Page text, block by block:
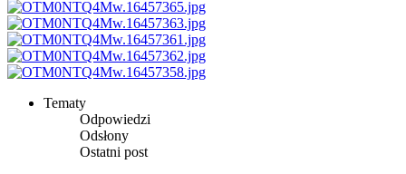
Tematy
Odpowiedzi
Odsłony
Ostatni post